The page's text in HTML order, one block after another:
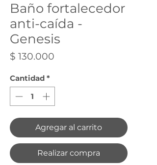
Baño fortalecedor
anti-caída -
Genesis
$ 130.000
Cantidad *
Agregar al carrito
Realizar compra